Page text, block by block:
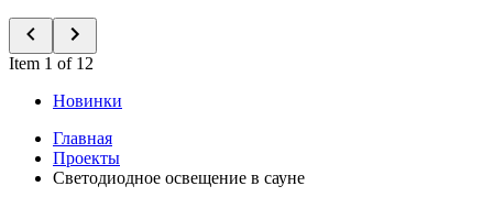
Item 1 of 12
Новинки
Главная
Проекты
Светодиодное освещение в сауне